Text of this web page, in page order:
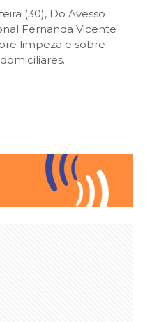
(30), Do Avesso
Fernanda Vicente
limpeza e sobre